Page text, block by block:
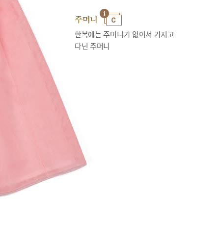
주머니
한복에는 주머니가 없어서 가지고
다닌 주머니